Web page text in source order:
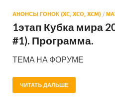
АНОНСЫ ГОНОК (XC, XCO, XCM) /
1этап Кубка мира
#1). Программа.
ТЕМА НА ФОРУМЕ
ЧИТАТЬ ДАЛЬШЕ